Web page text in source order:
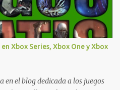
Pass o en tu aplicación de Xbox
Game Pass. Essential también
de Xbox, el cual nos permitite
juegos de la suscripción
compatibles si es que los
títulos en camino a ser
tu Propios Juegos). Pueden
Xbox Series, Xbox One y Xbox
en el blog dedicada a los juegos